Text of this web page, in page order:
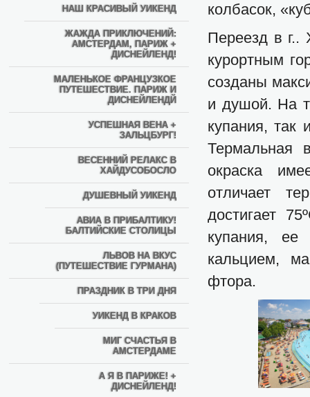
НАШ КРАСИВЫЙ УИКЕНД
ЖАЖДА ПРИКЛЮЧЕНИЙ:
АМСТЕРДАМ, ПАРИЖ +
ДИСНЕЙЛЕНД!
МАЛЕНЬКОЕ ФРАНЦУЗКОЕ
ПУТЕШЕСТВИЕ. ПАРИЖ И
ДИСНЕЙЛЕНДЙ
УСПЕШНАЯ ВЕНА +
ЗАЛЬЦБУРГ!
ВЕСЕННИЙ РЕЛАКС В
ХАЙДУСОБОСЛО
ДУШЕВНЫЙ УИКЕНД
АВИА В ПРИБАЛТИКУ!
БАЛТИЙСКИЕ СТОЛИЦЫ
ЛЬВОВ НА ВКУС
(ПУТЕШЕСТВИЕ ГУРМАНА)
ПРАЗДНИК В ТРИ ДНЯ
УИКЕНД В КРАКОВ
МИГ СЧАСТЬЯ В
АМСТЕРДАМЕ
А Я В ПАРИЖЕ! +
ДИСНЕЙЛЕНД!
колбасок,
Переезд в г..
курортным
созданы
и душой. На
купания, так
Термальная
окраска
отличает
достигает
купания,
кальцием,
фтора.